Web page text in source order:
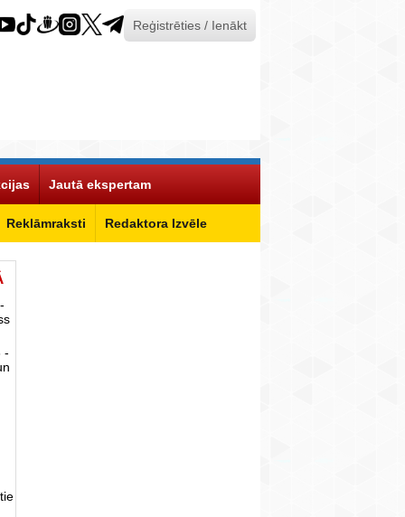
Reģistrēties / Ienākt
Reklāmraksti Redaktora Izvēle
Jautā ekspertam
-